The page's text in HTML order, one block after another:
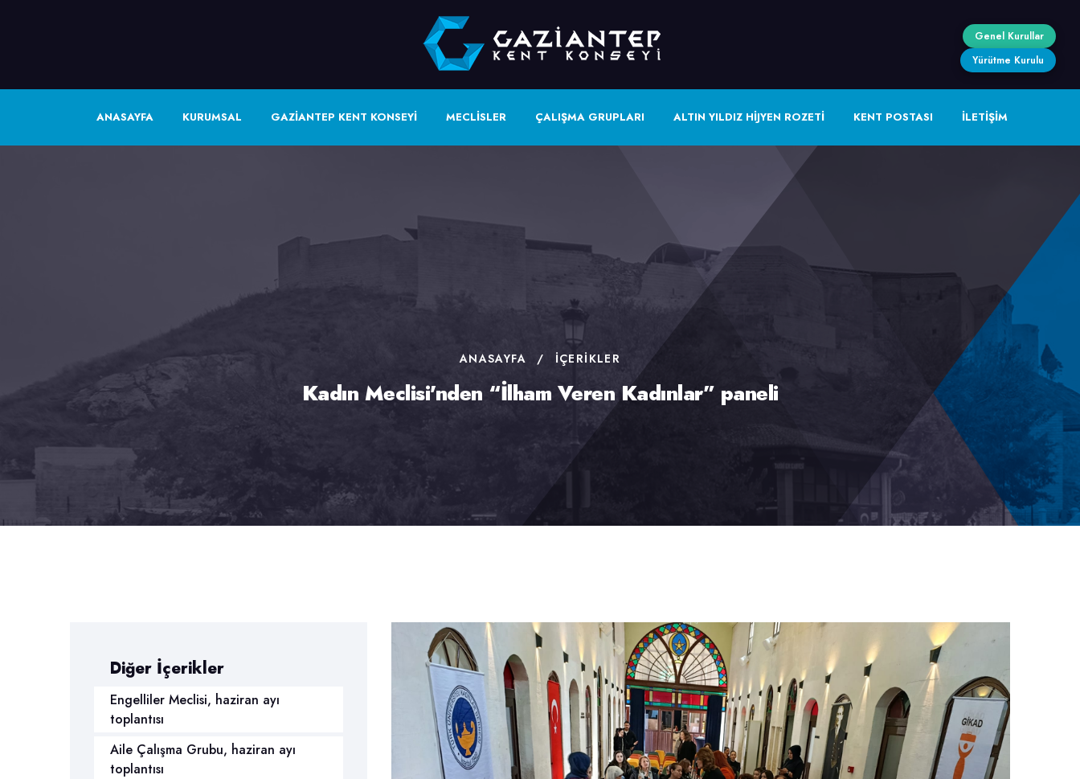
ANASAYFA KURUMSAL GAZİANTEP KENT KONSEYİ MECLİSLER ÇALIŞMA GRUPLARI ALTIN YILDIZ HİJYEN ROZETİ KENT POSTASI İLETİŞİM
Genel Kurullar
Yürütme Kurulu
ANASAYFA / İÇERIKLER
Kadın Meclisi'nden “İlham Veren Kadınlar” paneli
Diğer İçerikler
Engelliler Meclisi, haziran ayı
toplantısı
Aile Çalışma Grubu, haziran ayı
toplantısı